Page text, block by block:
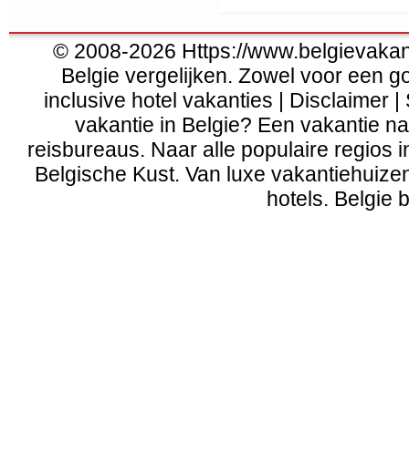
© 2008-2026 Https://
Belgie vergelijken. Zowel voor een
inclusive hotel vakanties | Disclaimer |
vakantie in Belgie? Een vakantie
reisbureaus. Naar alle populaire regios
Belgische Kust. Van luxe
hotels. Belgie